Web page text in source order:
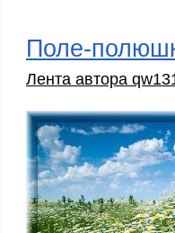
Поле-
Лента автора